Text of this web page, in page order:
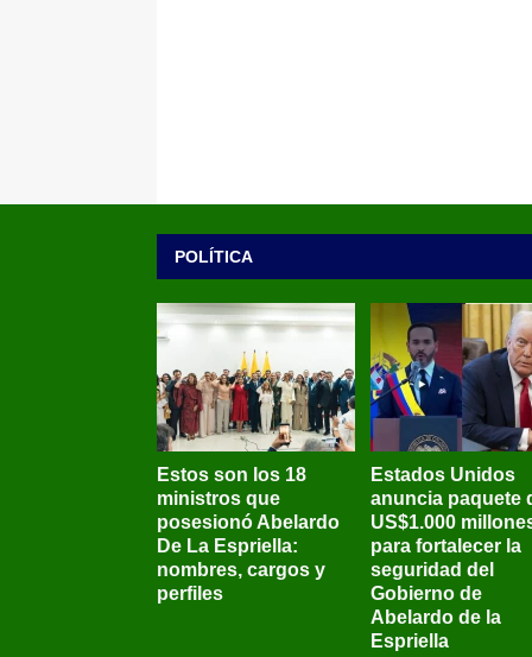
POLÍTICA
Estos son los 18
ministros que
posesionó Abelardo
De La Espriella:
nombres, cargos y
perfiles
Estados Unidos
anuncia paquete
US$1.000
para fortalecer la
seguridad del
Gobierno de
Abelardo de la
Espriella